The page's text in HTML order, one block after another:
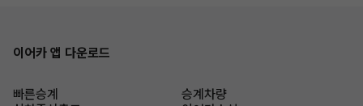
이어카 앱 다운로드
빠른승계
승계차량